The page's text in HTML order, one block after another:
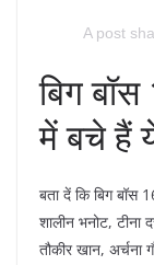
A post
बिग
में बचे हैं
बता दें कि बिग बॉस
शालीन भनोट, टीना
तौकीर खान,